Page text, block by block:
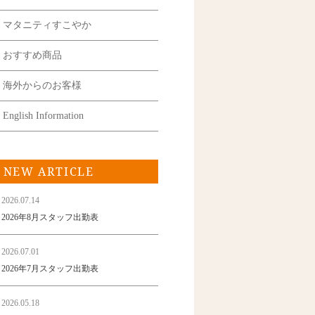
マタニティすこやか
おすすめ商品
海外からのお客様
English Information
NEW ARTICLE
2026.07.14
2026年8月スタッフ出勤表
2026.07.01
2026年7月スタッフ出勤表
2026.05.18